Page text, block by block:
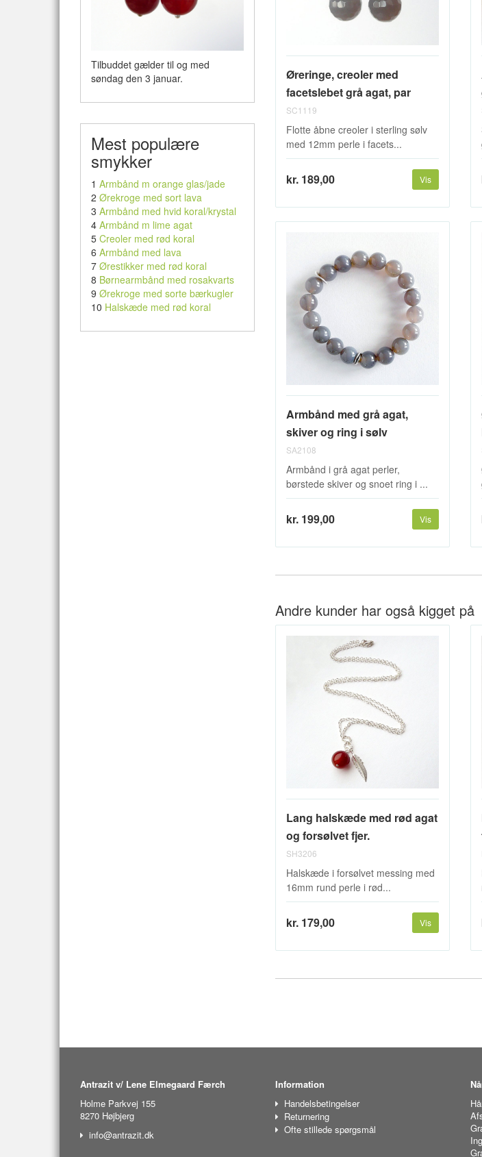
Tilbuddet gælder til og med
søndag den 3 januar.
Mest populære
smykker
1 Armbånd m orange glas/jade
2 Ørekroge med sort lava
3 Armbånd med hvid koral/krystal
4 Armbånd m lime agat
5 Creoler med rød koral
6 Armbånd med lava
7 Ørestikker med rød koral
8 Børnearmbånd med rosakvarts
9 Ørekroge med sorte bærkugler
10 Halskæde med rød koral
Øreringe, creoler med
facetslebet grå agat, par
SC1119
Flotte åbne creoler i sterling sølv
med 12mm perle i facets...
kr. 189,00 Vis
Armbånd med grå agat,
skiver og ring i sølv
SA2108
Armbånd i grå agat perler,
børstede skiver og snoet ring i ...
kr. 199,00 Vis
Andre kunder har også kigget på
Lang halskæde med rød agat
og forsølvet fjer.
SH3206
Halskæde i forsølvet messing med
16mm rund perle i rød...
kr. 179,00 Vis
Antrazit v/ Lene Elmegaard Færch
Holme Parkvej 155
8270 Højbjerg
info@antrazit.dk
Information
Handelsbetingelser
Returnering
Ofte stillede spørgsmål